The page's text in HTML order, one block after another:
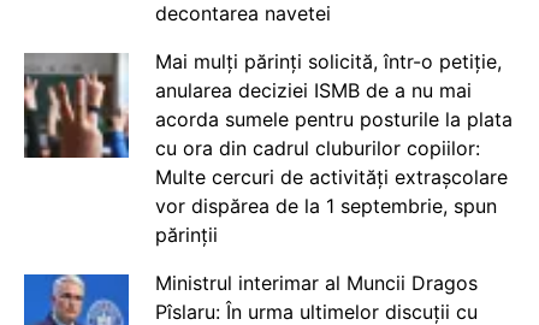
decontarea navetei
Mai mulți părinți solicită, într-o petiție,
anularea deciziei ISMB de a nu mai
acorda sumele pentru posturile la plata
cu ora din cadrul cluburilor copiilor:
Multe cercuri de activități extrașcolare
vor dispărea de la 1 septembrie, spun
părinții
Ministrul interimar al Muncii Dragos
Pîslaru: În urma ultimelor discuții cu